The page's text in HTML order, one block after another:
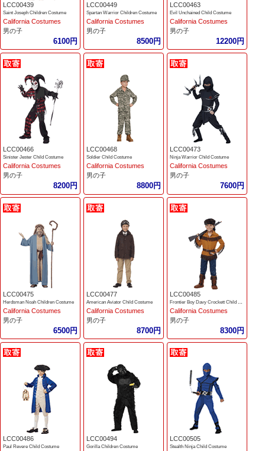
LCC00439
Saint Joseph Children Costume
California Costumes
男の子
6100円
LCC00449
Spartan Warrior Children Costume
California Costumes
男の子
8500円
LCC00463
Evil Unchained Child Costume
California Costumes
男の子
12200円
LCC00466
Sinister Jester Child Costume
California Costumes
男の子
8200円
LCC00468
Soldier Child Costume
California Costumes
男の子
8800円
LCC00473
Ninja Warrior Child Costume
California Costumes
男の子
7600円
LCC00475
Herdsman Noah Children Costume
California Costumes
男の子
6500円
LCC00477
American Aviator Child Costume
California Costumes
男の子
8700円
LCC00485
California Costumes
男の子
8300円
LCC00486
Paul Revere Child Costume
LCC00494
Gorilla Children Costume
LCC00505
Stealth Ninja Child Costume